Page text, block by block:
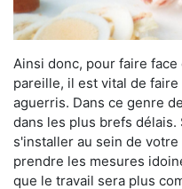
Ainsi donc, pour faire
pareille, il est vital de
aguerris. Dans ce genre
dans les plus brefs
s'installer au sein de
prendre les mesures
que le travail sera plus